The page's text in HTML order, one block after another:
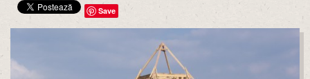
Save